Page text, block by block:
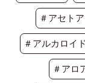
＃アセト
＃アルカロイド
＃アロ